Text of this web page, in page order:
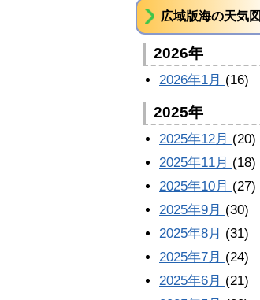
広域版海の天気図
2026年
2026年1月 (16)
2025年
2025年12月 (20)
2025年11月 (18)
2025年10月 (27)
2025年9月 (30)
2025年8月 (31)
2025年7月 (24)
2025年6月 (21)